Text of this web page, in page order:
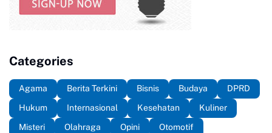
Categories
Agama Berita Terkini Bisnis Budaya
DPRD
Hukum
Internasional Kesehatan
Kuliner
Misteri
Olahraga Opini
Otomotif